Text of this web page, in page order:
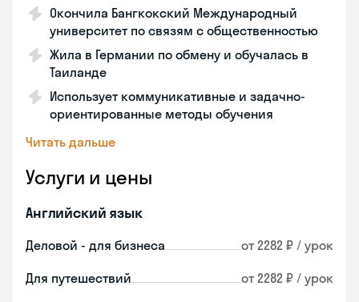
Окончила Бангкокский Международный
университет по связям с общественностью
Жила в Германии по обмену и обучалась в
Таиланде
Использует коммуникативные и задачно-
ориентированные методы обучения
Читать дальше
Услуги и цены
Английский язык
Деловой - для бизнеса от 2282 ₽ / урок
Для путешествий от 2282 ₽ / урок